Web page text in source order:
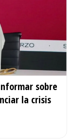
sobre
la crisis